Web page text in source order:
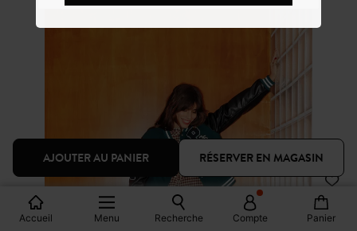
Accueil Menu Recherche Compte Panier
Looks
AJOUTER AU PANIER RÉSERVER EN MAGASIN